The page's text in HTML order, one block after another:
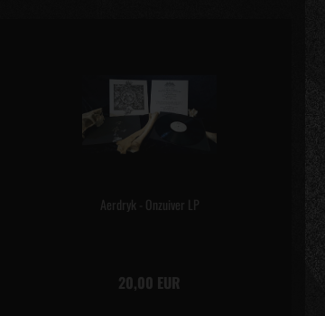
Aerdryk - Onzuiver LP
20,00 EUR